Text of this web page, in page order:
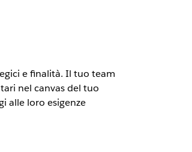
e finalità. Il tuo team
nel canvas del tuo
alle loro esigenze